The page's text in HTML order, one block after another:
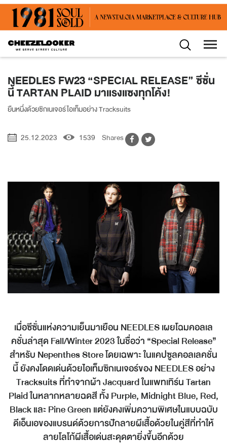
NEEDLES FW23 “SPECIAL RELEASE” ซีซั่น
นี้ TARTAN PLAID มาแรงแซงทุกโค้ง!
ยืนหนึ่งด้วยซิกเนเจอร์ไอเท็มอย่าง Tracksuits
25.12.2023 1539 Shares
เมื่อซีซั่นแห่งความเย็นมาเยือน NEEDLES เผยโฉมคอลเล
คชั่นล่าสุด Fall/Winter 2023 ในชื่อว่า “Special Release”
สำหรับ Nepenthes Store โดยเฉพาะ ในแคปซูลคอลเลคชั่น
นี้ ยังคงโดดเด่นด้วยไอเท็มซิกเนเจอร์ของ NEEDLES อย่าง
Tracksuits ที่ทำจากผ้า Jacquard ในแพทเทิร์น Tartan
Plaid ในหลากหลายฉดสี ทั้ง Purple, Midnight Blue, Red,
Black และ Pine Green แต่ยังคงเพิ่มความพิเศษในแบบฉบับ
ดีเอ็นเอของแบรนด์ด้วยการปักลายผีเสื้อด้วยในคู่สีที่ทำให้
ลายโลโก้ผีเสื้อเด่นสะดุดตายิ่งขึ้นอีกด้วย